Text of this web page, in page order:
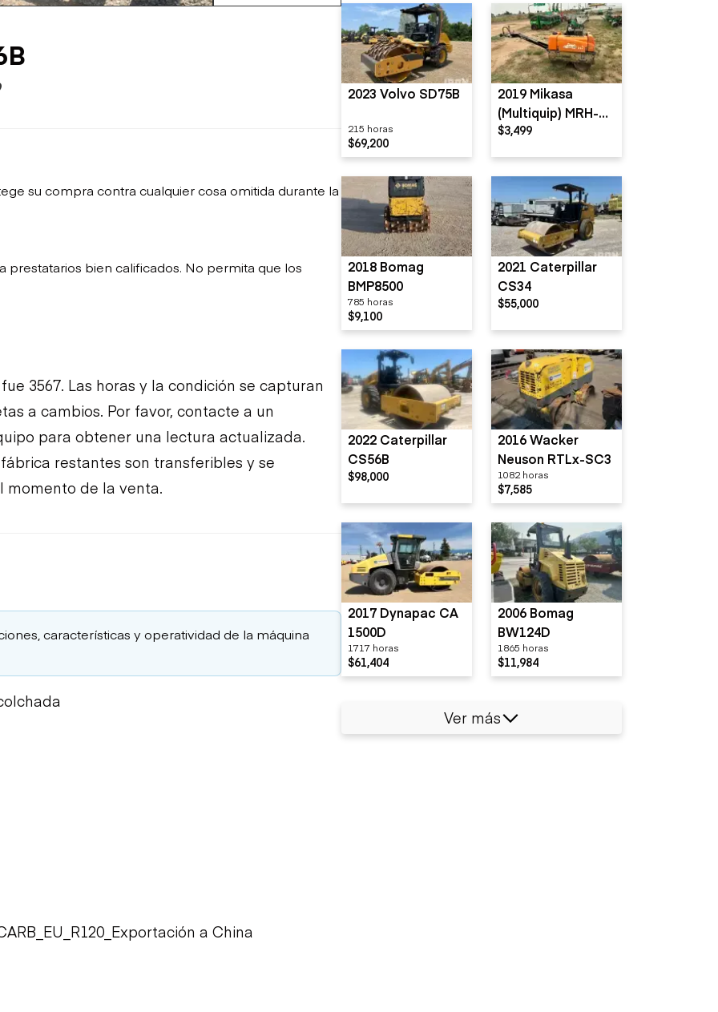
Raspadores
su compra contra cualquier cosa omitida durante la
bien calificados. No permita que los
3567. Las horas y la condición se capturan
a cambios. Por favor, contacte a un
para obtener una lectura actualizada.
restantes son transferibles y se
momento de la venta.
características y operatividad de la máquina
a China
2023 Volvo SD75B
215 horas
$69,200
2019 Mikasa
(Multiquip) MRH-
800GS
$3,499
2018 Bomag
BMP8500
785 horas
$9,100
2021 Caterpillar
CS34
$55,000
2022 Caterpillar
CS56B
$98,000
2016 Wacker
Neuson RTLx-SC3
1082 horas
$7,585
2017 Dynapac CA
1500D
1717 horas
$61,404
2006 Bomag
BW124D
1865 horas
$11,984
Ver más